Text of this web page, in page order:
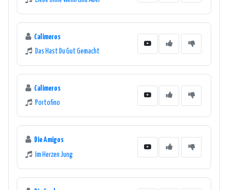
Calimeros
Das Hast Du Gut Gemacht
Calimeros
Portofino
Die Amigos
Im Herzen Jung